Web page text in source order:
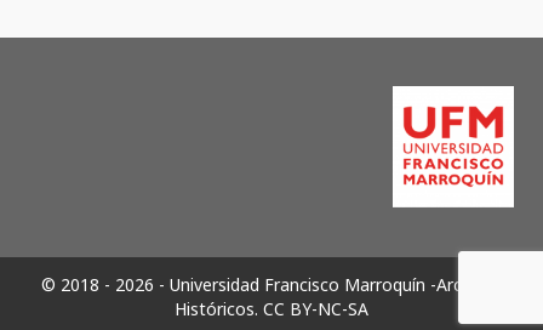
© 2018 - 2026 - Universidad Francisco Marroquín -Archivos
Históricos. CC BY-NC-SA